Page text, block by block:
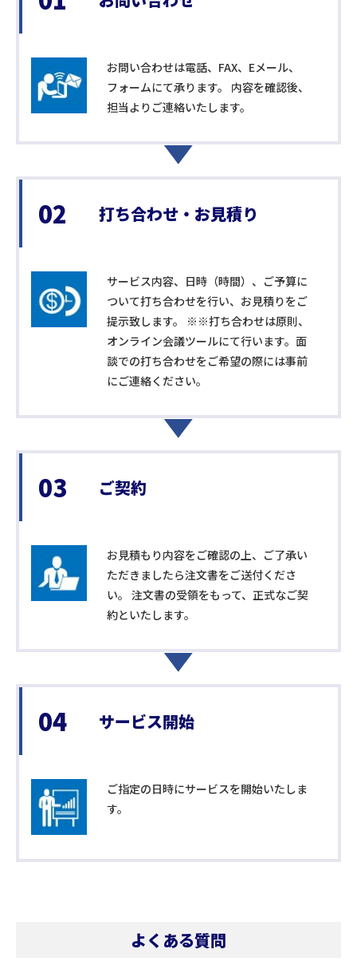
お問い合わせは電話、FAX、Eメール、
フォームにて承ります。 内容を確認後、
担当よりご連絡いたします。
02 打ち合わせ・ お見積り
サービス内容、日時（時間）、ご予算に
ついて打ち合わせを行い、お見積りをご
提示致します。 ※※打ち合わせは原則、
オンライン会議ツールにて行います。面
談での打ち合わせをご希望の際には事前
にご連絡ください。
03 ご契約
お見積もり内容をご確認の上、ご了承い
ただきましたら注文書をご送付くださ
い。 注文書の受領をもって、正式なご契
約といたします。
04 サービス開始
ご指定の日時にサービスを開始いたしま
す。
よくある質問